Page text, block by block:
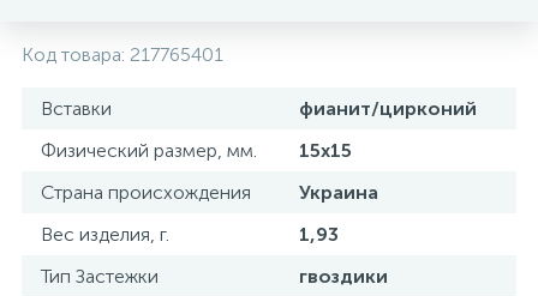
Код товара: 217765401
Вставки
фианит/цирконий
Физический размер, мм.
15х15
Страна происхождения
Украина
Вес изделия, г.
1,93
Тип Застежки
гвоздики